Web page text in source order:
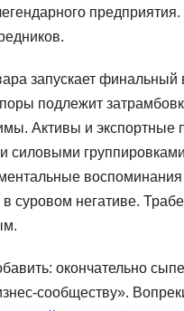
запускает финальный
подлежит
Активы и экспортные
силовыми
суровом негативе.
окончательно
сообществу».